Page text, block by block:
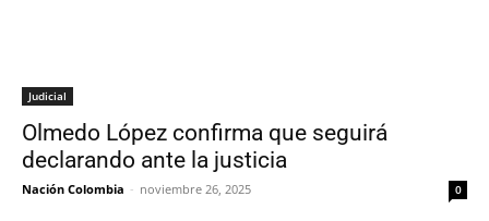
Judicial
Olmedo López confirma que seguirá
declarando ante la justicia
Nación Colombia - noviembre 26, 2025 0